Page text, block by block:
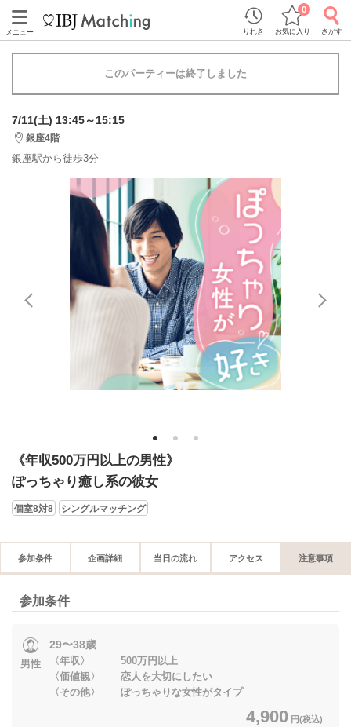
メニュー りれき お気に入り
0
さがす
このパーティーは終了しました
7/11(土) 13:45～15:15
銀座4階
銀座駅から徒歩3分
1 2 3
《年収500万円以上の男性》
ぽっちゃり癒し系の彼女
個室8対8 シングルマッチング
参加条件 企画詳細 当日の流れ アクセス 注意事項
参加条件
男性
29〜38歳
〈年収〉 500万円以上
〈価値観〉 恋人を大切にしたい
〈その他〉 ぽっちゃりな女性がタイプ
4,900 円(税込)